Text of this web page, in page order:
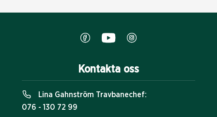
Kontakta oss
Lina Gahnström Travbanechef:
076 - 130 72 99